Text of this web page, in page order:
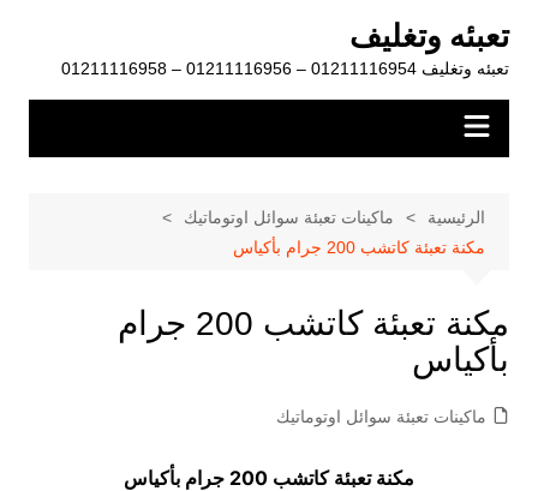
المحتوى
تعبئه وتغليف
تعبئه وتغليف 01211116954 – 01211116956 – 01211116958
الرئيسية
ماكينات تعبئة سوائل اوتوماتيك
مكنة تعبئة كاتشب 200 جرام بأكياس
مكنة تعبئة كاتشب 200 جرام
بأكياس
ماكينات تعبئة سوائل اوتوماتيك
مكنة تعبئة كاتشب 200 جرام بأكياس